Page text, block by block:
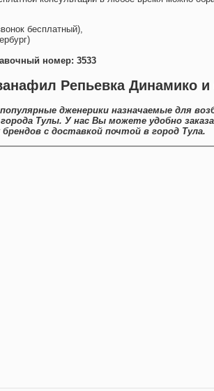
бесплатный),
номер: 3533
Репьевка Динамико и
дженерики назначаемые для
Тулы. У нас Вы можете удобно
с доставкой почтой в город Тула.